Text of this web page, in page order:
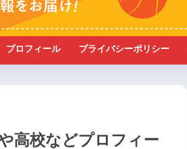
プロフィール プライバシーポリシー
高校などプロフィー